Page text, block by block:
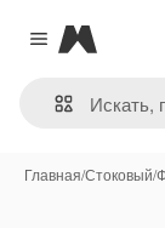
Close menu
Magnific
Главная/Стоковый/